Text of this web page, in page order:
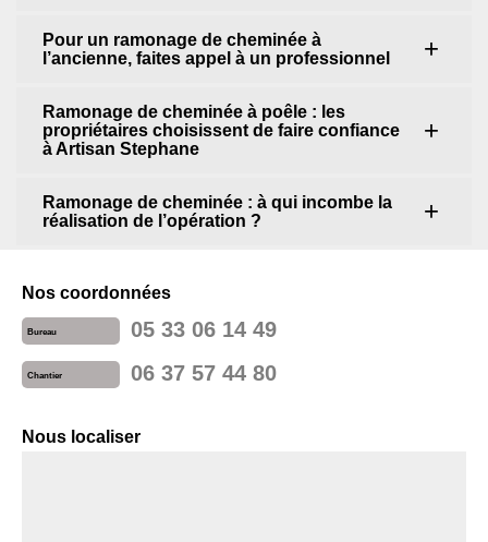
Pour un ramonage de cheminée à
l’ancienne, faites appel à un professionnel
Ramonage de cheminée à poêle : les
propriétaires choisissent de faire confiance
à Artisan Stephane
Ramonage de cheminée : à qui incombe la
réalisation de l’opération ?
Nos coordonnées
Bureau 05 33 06 14 49
Chantier 06 37 57 44 80
Nous localiser